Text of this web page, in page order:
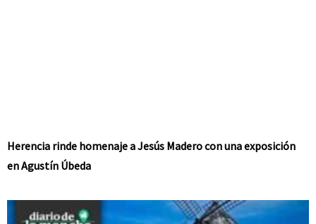
Herencia rinde homenaje a Jesús Madero con una exposición
en Agustín Úbeda